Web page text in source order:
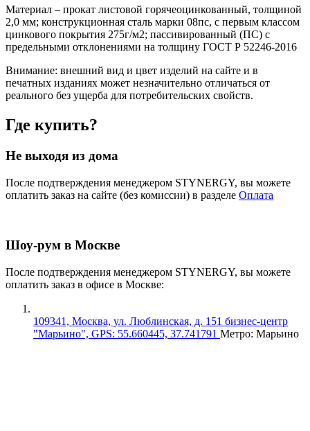
Материал – прокат листовой горячеоцинкованный, толщиной
2,0 мм; конструкционная сталь марки 08пс, с первым классом
цинкового покрытия 275г/м2; пассивированный (ПС) с
предельными отклонениями на толщину ГОСТ Р 52246-2016
Внимание: внешний вид и цвет изделий на сайте и в
печатных изданиях может незначительно отличаться от
реального без ущерба для потребительских свойств.
Где купить?
Не выходя из дома
После подтверждения менеджером STYNERGY, вы можете
оплатить заказ на сайте (без комиссии) в разделе Оплата
Шоу-рум в Москве
После подтверждения менеджером STYNERGY, вы можете
оплатить заказ в офисе в Москве:
109341, Москва, ул. Люблинская, д. 151 бизнес-центр
"Марьино", GPS: 55.660445, 37.741791 Метро: Марьино